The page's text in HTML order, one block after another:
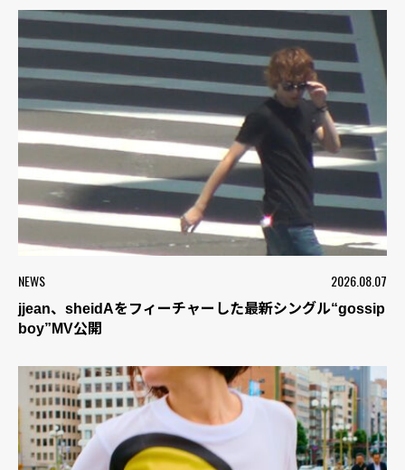
NEWS 2026.08.07
jjean、sheidAをフィーチャーした最新シングル“gossip
boy”MV公開